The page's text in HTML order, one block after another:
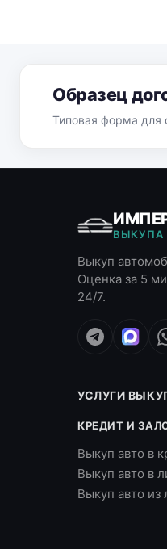
Образец
Типовая форма для
ВЫКУПА
Выкуп
Оценка за 5
24/7.
УСЛУГИ
КРЕДИТ И
Выкуп авто в
Выкуп авто в
Выкуп авто из